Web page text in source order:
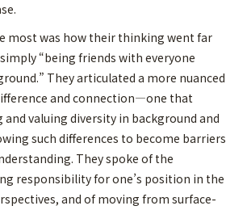
most was how their thinking went far
“being friends with everyone
They articulated a more nuanced
and connection—one that
and valuing diversity in background and
such differences to become barriers
They spoke of the
responsibility for one’s position in the
and of moving from surface-